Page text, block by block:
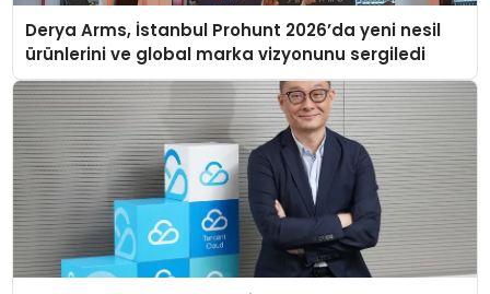
Derya Arms, İstanbul Prohunt 2026’da yeni nesil
ürünlerini ve global marka vizyonunu sergiledi